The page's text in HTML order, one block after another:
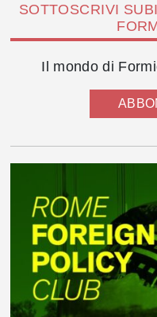
SOTTOSCRIVI
Il mondo di